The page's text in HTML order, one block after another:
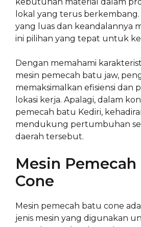
lokal yang terus berkembang.
yang luas dan keandalannya
ini pilihan yang tepat untuk
Dengan memahami
mesin pemecah batu jaw,
memaksimalkan efisiensi dan
lokasi kerja. Apalagi, dalam
pemecah batu Kediri,
mendukung pertumbuhan
daerah tersebut.
Mesin Pemecah
Cone
Mesin pemecah batu cone
jenis mesin yang digunakan